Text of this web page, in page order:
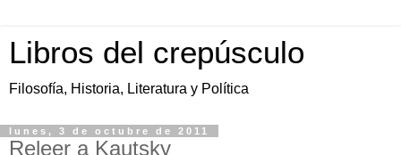
Libros del crepúsculo
Filosofía, Historia, Literatura y Política
lunes, 3 de octubre de 2011
Releer a Kautsky